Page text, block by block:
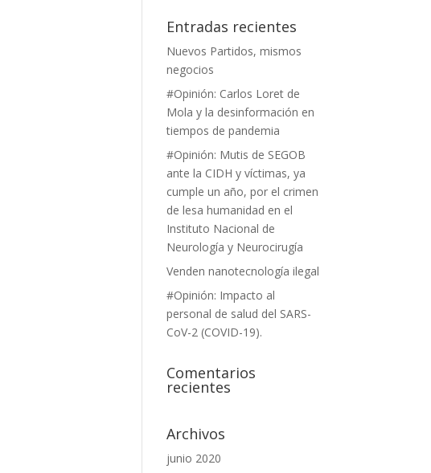
Entradas recientes
Nuevos Partidos, mismos
negocios
#Opinión: Carlos Loret de
Mola y la desinformación en
tiempos de pandemia
#Opinión: Mutis de SEGOB
ante la CIDH y víctimas, ya
cumple un año, por el crimen
de lesa humanidad en el
Instituto Nacional de
Neurología y Neurocirugía
Venden nanotecnología ilegal
#Opinión: Impacto al
personal de salud del SARS-
CoV-2 (COVID-19).
Comentarios
recientes
Archivos
junio 2020